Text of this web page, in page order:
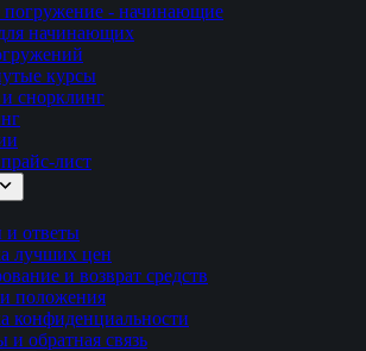
- начинающие
начинающих
курсы
снорклинг
лист
ответы
лучших цен
и возврат средств
положения
конфиденциальности
и обратная связь